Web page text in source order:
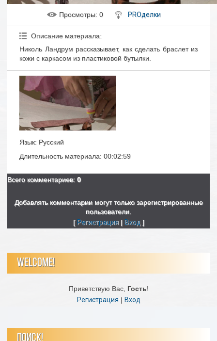
Просмотры: 0 PROделки
Описание материала:
Николь Ландрум рассказывает, как сделать браслет из
кожи с каркасом из пластиковой бутылки.
Язык: Русский
Длительность материала: 00:02:59
Всего комментариев: 0
Добавлять комментарии могут только зарегистрированные
пользователи.
[ Регистрация| Вход ]
WELCOME!
Приветствую Вас, Гость!
Регистрация | Вход
ПОИСК!